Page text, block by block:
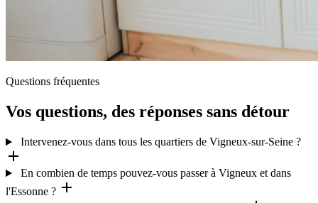
Questions fréquentes
Vos questions, des réponses sans détour
Intervenez-vous dans tous les quartiers de Vigneux-sur-Seine ?
En combien de temps pouvez-vous passer à Vigneux et dans
l'Essonne ?